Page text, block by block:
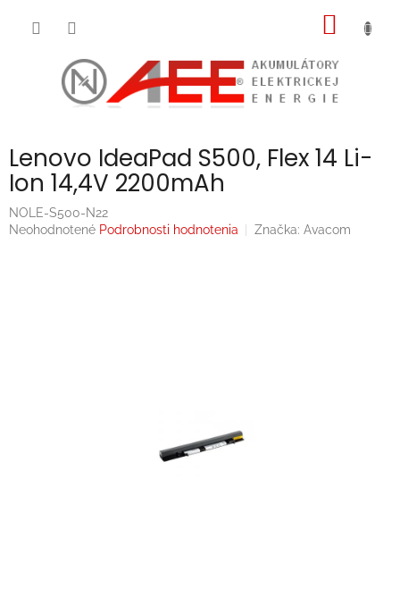
Lenovo IdeaPad S500, Flex 14 Li-
Ion 14,4V 2200mAh
NOLE-S500-N22
Priemerné
Neohodnotené Podrobnosti hodnotenia Značka: Avacom